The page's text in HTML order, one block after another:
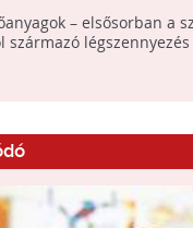
is elviszi– elsősorban a
származó